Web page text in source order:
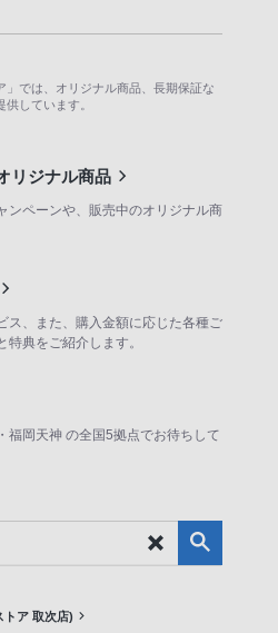
」では、オリジナル商品、長期保証な
しています。
リジナル商品
ンペーンや、販売中のオリジナル商
ス、また、購入金額に応じた各種ご
典をご紹介します。
福岡天神 の全国5拠点でお待ちして
トア 取次店)